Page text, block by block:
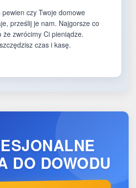
czy Twoje domowe
prześlij je nam. Najgorsze co
że zwrócimy Ci pieniądze.
czas i kasę.
DO DOWODU